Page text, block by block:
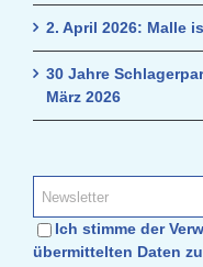
2. April 2026: Malle
30 Jahre
März 2026
Ich stimme der
übermittelten Daten